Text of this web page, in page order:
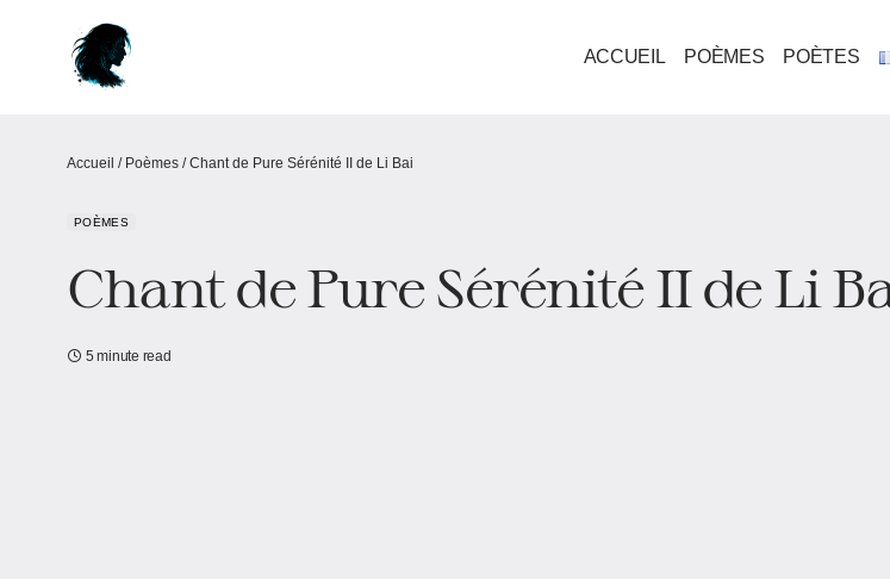
ACCUEIL POÈMES POÈTES
Accueil / Poèmes /Chant de Pure Sérénité II de Li Bai
POÈMES
Chant de Pure Sérénité II de Li
5 minute read